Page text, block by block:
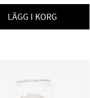
LÄGG I KORG